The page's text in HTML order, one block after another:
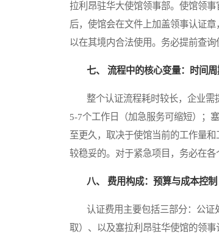
拉利昂驻华大使馆领事部。使馆领
后，使馆会在文件上加盖领事认证
以在其境内合法使用。务必提前查
七、 流程中的核心变量：时间
整个认证流程耗时较长，企业需
5-7个工作日（加急服务可缩短）；
至更久，取决于使馆当前的工作量
较稳妥的。对于紧急项目，务必在各
八、 费用构成：预算与成本控制
认证费用主要包括三部分：公证
取）、以及塞拉利昂驻华使馆的领